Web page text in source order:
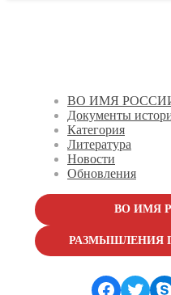
ВО ИМЯ
Документы
Категория
Литература
Новости
Обновления
ВО ИМЯ
РАЗМЫШЛЕНИЯ
Facebook